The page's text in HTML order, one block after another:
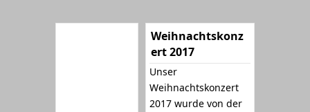
Weihnachtskonz
ert 2017
Unser
Weihnachtskonzert
2017 wurde von der